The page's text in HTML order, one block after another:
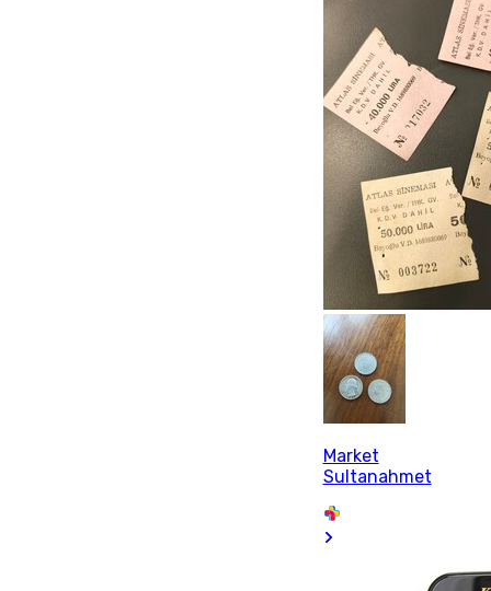
Market
Sultanahmet